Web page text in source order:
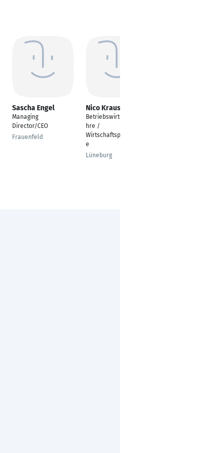
Sascha Engel
Managing
Director/CEO
Frauenfeld
Nico Krause
Betriebswirtschaftsle
hre /
Wirtschaftspsychologi
e
Lüneburg